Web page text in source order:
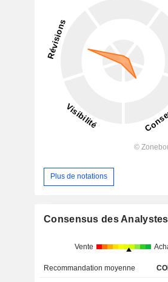
Plus de notations
Consensus des Analystes
Vente
Recommandation moyenne